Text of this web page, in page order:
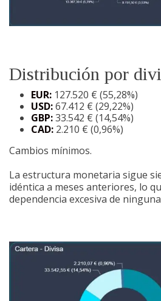
Distribución por
EUR: 127.520 € (55,28%)
USD:67.412 € (29,22%)
GBP:33.542 € (14,54%)
CAD: 2.210 € (0,96%)
Cambios mínimos.
La estructura monetaria sigue
idéntica a meses anteriores, lo
dependencia excesiva de